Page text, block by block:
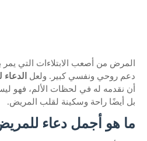
المرض من أصعب الابتلاءات التي يمر
دعم روحي ونفسي كبير. ولعل
أن نقدمه له في لحظات الألم، فهو
بل أيضًا راحة وسكينة لقلب المريض.
ما هو أجمل دعاء